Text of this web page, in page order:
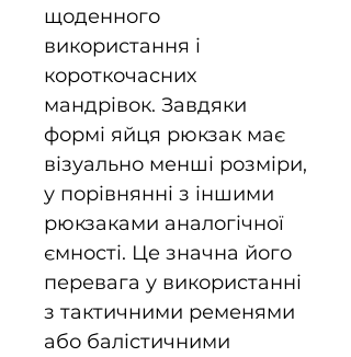
щоденного
використання і
короткочасних
мандрівок. Завдяки
формі яйця рюкзак має
візуально менші розміри,
у порівнянні з іншими
рюкзаками аналогічної
ємності. Це значна його
перевага у використанні
з тактичними ременями
або балістичними